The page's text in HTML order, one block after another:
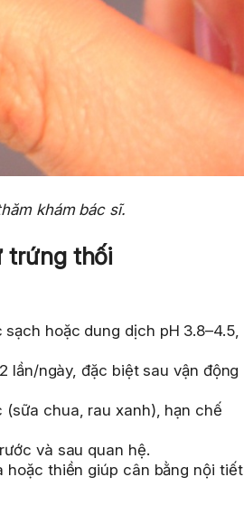
khám bác sĩ.
trứng thối
hoặc dung dịch pH 3.8–4.5,
lần/ngày, đặc biệt sau vận động
chua, rau xanh), hạn chế
và sau quan hệ.
hoặc thiền giúp cân bằng nội tiết